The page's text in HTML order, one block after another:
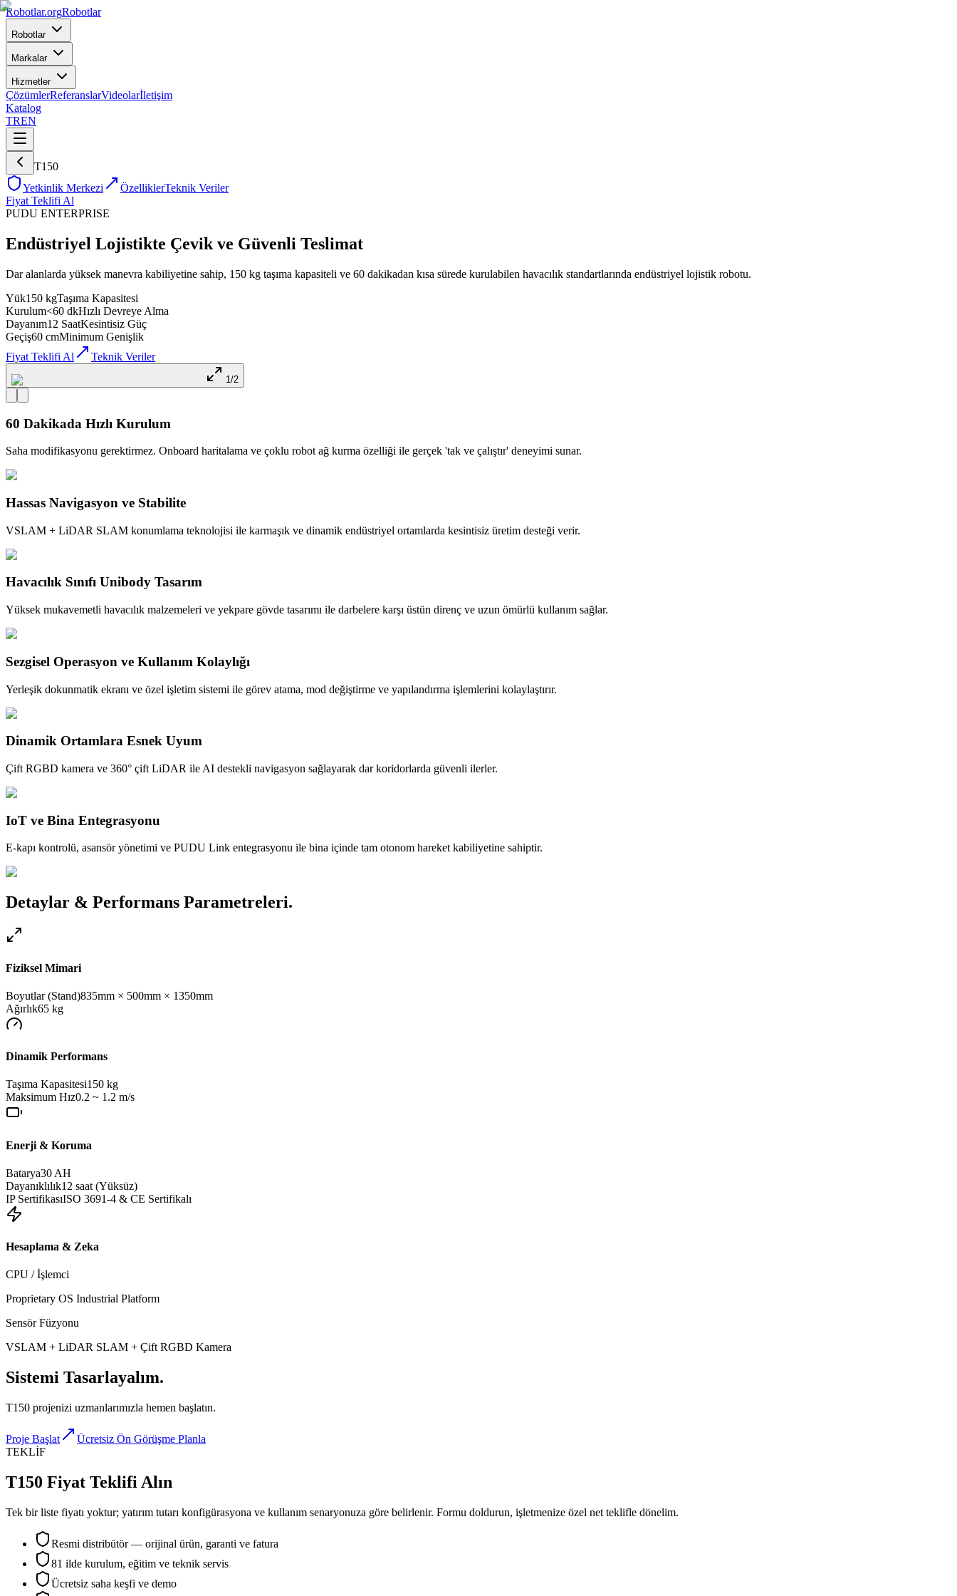
Robotlar.orgRobotlar
Robotlar
Markalar
Hizmetler
ÇözümlerReferanslarVideolarİletişim
Katalog
TREN
T150
Yetkinlik Merkezi
ÖzelliklerTeknik Veriler
Fiyat Teklifi Al
PUDU ENTERPRISE
Endüstriyel Lojistikte Çevik ve Güvenli Teslimat
Dar alanlarda yüksek manevra kabiliyetine sahip, 150 kg taşıma kapasiteli ve 60 dakikadan kısa sürede kurulabilen havacılık standartlarında endüstriyel lojistik robotu.
Yük150 kgTaşıma Kapasitesi
Kurulum<60 dkHızlı Devreye Alma
Dayanım12 SaatKesintisiz Güç
Geçiş60 cmMinimum Genişlik
Fiyat Teklifi Al
Teknik Veriler
1/2
60 Dakikada Hızlı Kurulum
Saha modifikasyonu gerektirmez. Onboard haritalama ve çoklu robot ağ kurma özelliği ile gerçek 'tak ve çalıştır' deneyimi sunar.
Hassas Navigasyon ve Stabilite
VSLAM + LiDAR SLAM konumlama teknolojisi ile karmaşık ve dinamik endüstriyel ortamlarda kesintisiz üretim desteği verir.
Havacılık Sınıfı Unibody Tasarım
Yüksek mukavemetli havacılık malzemeleri ve yekpare gövde tasarımı ile darbelere karşı üstün direnç ve uzun ömürlü kullanım sağlar.
Sezgisel Operasyon ve Kullanım Kolaylığı
Yerleşik dokunmatik ekranı ve özel işletim sistemi ile görev atama, mod değiştirme ve yapılandırma işlemlerini kolaylaştırır.
Dinamik Ortamlara Esnek Uyum
Çift RGBD kamera ve 360° çift LiDAR ile AI destekli navigasyon sağlayarak dar koridorlarda güvenli ilerler.
IoT ve Bina Entegrasyonu
E-kapı kontrolü, asansör yönetimi ve PUDU Link entegrasyonu ile bina içinde tam otonom hareket kabiliyetine sahiptir.
Detaylar & Performans Parametreleri.
Fiziksel Mimari
Boyutlar (Stand)835mm × 500mm × 1350mm
Ağırlık65 kg
Dinamik Performans
Taşıma Kapasitesi150 kg
Maksimum Hız0.2 ~ 1.2 m/s
Enerji & Koruma
Batarya30 AH
Dayanıklılık12 saat (Yüksüz)
IP SertifikasıISO 3691-4 & CE Sertifikalı
Hesaplama & Zeka
CPU / İşlemci
Proprietary OS Industrial Platform
Sensör Füzyonu
VSLAM + LiDAR SLAM + Çift RGBD Kamera
Sistemi Tasarlayalım.
T150 projenizi uzmanlarımızla hemen başlatın.
Proje Başlat
Ücretsiz Ön Görüşme Planla
TEKLİF
T150 Fiyat Teklifi Alın
Tek bir liste fiyatı yoktur; yatırım tutarı konfigürasyona ve kullanım senaryonuza göre belirlenir. Formu doldurun, işletmenize özel net teklifle dönelim.
Resmi distribütör — orijinal ürün, garanti ve fatura
81 ilde kurulum, eğitim ve teknik servis
Ücretsiz saha keşfi ve demo